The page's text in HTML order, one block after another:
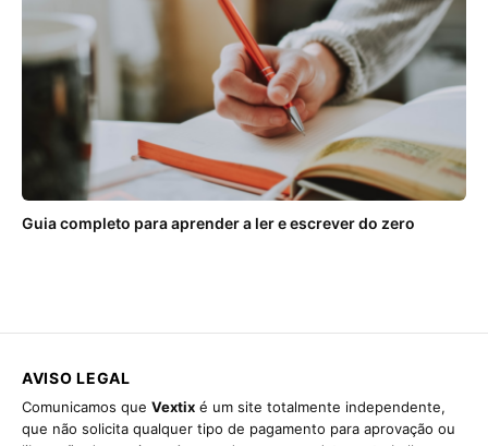
Guia completo para aprender a ler e escrever do zero
AVISO LEGAL
Comunicamos que Vextix é um site totalmente independente,
que não solicita qualquer tipo de pagamento para aprovação ou